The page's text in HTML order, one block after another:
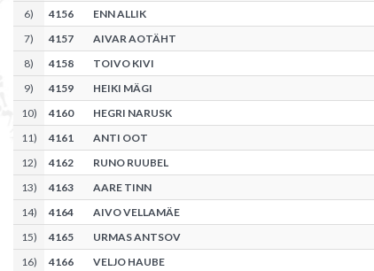
6) 4156 ENN ALLIK
7) 4157 AIVAR AOTÄHT
8) 4158 TOIVO KIVI
9) 4159 HEIKI MÄGI
10) 4160 HEGRI NARUSK
11) 4161 ANTI OOT
12) 4162 RUNO RUUBEL
13) 4163 AARE TINN
14) 4164 AIVO VELLAMÄE
15) 4165 URMAS ANTSOV
16) 4166 VELJO HAUBE